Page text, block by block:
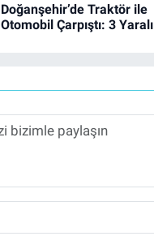
Doğanşehir’de Traktör ile
Otomobil Çarpıştı: 3 Yaralı